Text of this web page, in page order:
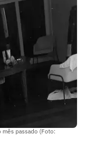
mês passado (Foto: